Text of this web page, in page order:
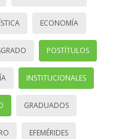
ECONOMÍA
POSTÍTULOS
INSTITUCIONALES
GRADUADOS
EFEMÉRIDES